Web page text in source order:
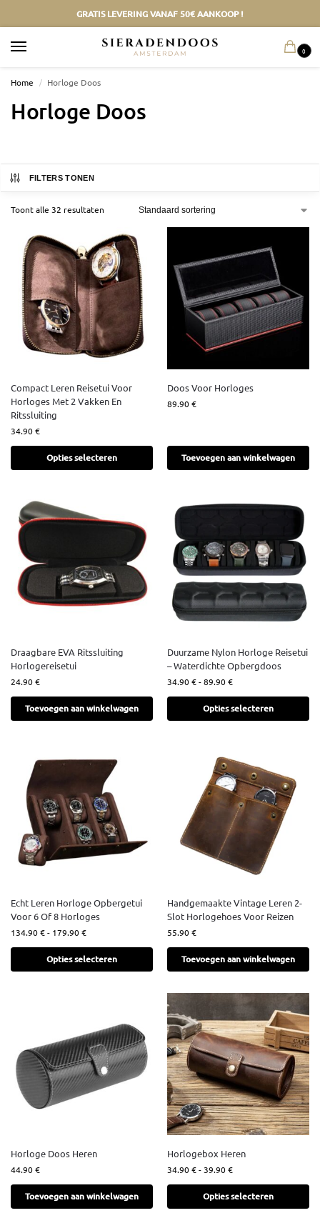
GRATIS LEVERING VANAF 50€ AANKOOP !
0
Home / Horloge Doos
Horloge Doos
FILTERS TONEN
Toont alle 32 resultaten
Compact Leren Reisetui Voor
Horloges Met 2 Vakken En
Ritssluiting
34.90€
Opties selecteren
Doos Voor Horloges
89.90€
Toevoegen aan winkelwagen
Draagbare EVA Ritssluiting
Horlogereisetui
24.90€
Toevoegen aan winkelwagen
Duurzame Nylon Horloge Reisetui
– Waterdichte Opbergdoos
34.90€-89.90€
Opties selecteren
Echt Leren Horloge Opbergetui
Voor 6 Of 8 Horloges
134.90€- 179.90€
Opties selecteren
Handgemaakte Vintage Leren 2-
Slot Horlogehoes Voor Reizen
55.90€
Toevoegen aan winkelwagen
Horloge Doos Heren
44.90€
Toevoegen aan winkelwagen
Horlogebox Heren
34.90€- 39.90€
Opties selecteren